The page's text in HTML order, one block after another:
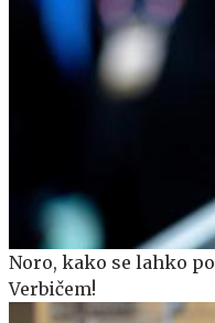
Noro, kako se lahko
Verbičem!